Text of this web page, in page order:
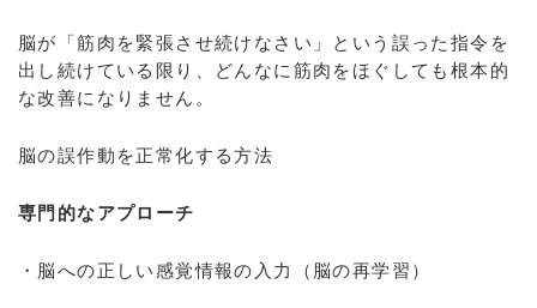
脳が「筋肉を緊張させ続けなさい」という誤った指令を
出し続けている限り、どんなに筋肉をほぐしても根本的
な改善になりません。
脳の誤作動を正常化する方法
専門的なアプローチ
・脳への正しい感覚情報の入力（脳の再学習）